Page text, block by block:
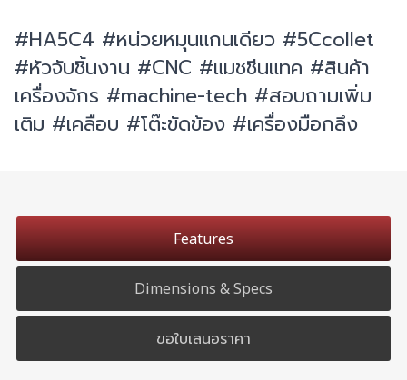
#HA5C4 #หน่วยหมุนแกนเดียว #5Ccollet
#หัวจับชิ้นงาน #CNC #แมชชีนแทค #สินค้า
เครื่องจักร #machine-tech #สอบถามเพิ่ม
เติม #เคลือบ #โต๊ะขัดข้อง #เครื่องมือกลึง
Features
Dimensions & Specs
ขอใบเสนอราคา